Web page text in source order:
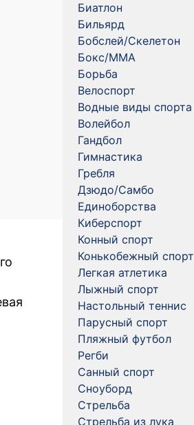
Биатлон
Бильярд
Бобслей/Скелетон
Бокс/MMA
Борьба
Велоспорт
Водные виды спорта
Волейбол
Гандбол
Гимнастика
Гребля
Дзюдо/Самбо
Единоборства
Киберспорт
Конный спорт
Конькобежный спорт
Легкая атлетика
Лыжный спорт
Настольный теннис
Парусный спорт
Пляжный футбол
Регби
Санный спорт
Сноуборд
Стрельба
Стрельба из лука